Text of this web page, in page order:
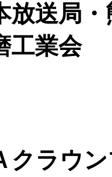
放送局
工業会
クラウ